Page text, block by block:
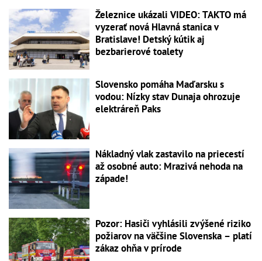
Železnice ukázali VIDEO: TAKTO má
vyzerať nová Hlavná stanica v
Bratislave! Detský kútik aj
bezbarierové toalety
Slovensko pomáha Maďarsku s
vodou: Nízky stav Dunaja ohrozuje
elektráreň Paks
Nákladný vlak zastavilo na priecestí
až osobné auto: Mrazivá nehoda na
západe!
Pozor: Hasiči vyhlásili zvýšené riziko
požiarov na väčšine Slovenska – platí
zákaz ohňa v prírode